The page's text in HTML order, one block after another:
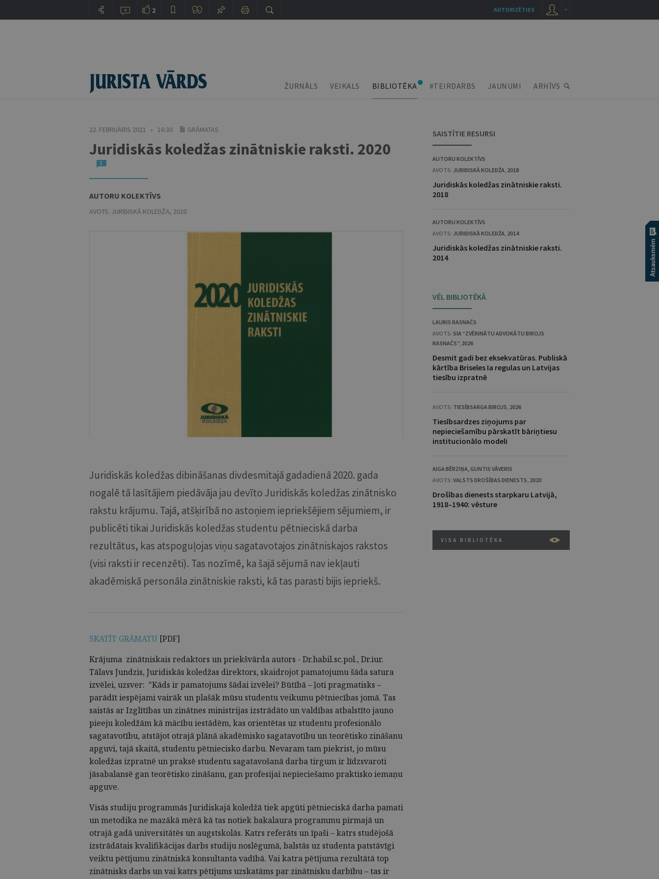
ŽURNĀLS VEIKALS BIBLIOTĒKA #TEIRDARBS JAUNUMI ARHĪVS
22. FEBRUĀRIS 2021 • 16:30 GRĀMATAS
Juridiskās koledžas zinātniskie raksti. 2020
1
AUTORU KOLEKTĪVS
AVOTS: JURIDISKĀ KOLEDŽA, 2020
Juridiskās koledžas dibināšanas divdesmitajā gadadienā 2020. gada
nogalē tā lasītājiem piedāvāja jau devīto Juridiskās koledžas zinātnisko
rakstu krājumu. Tajā, atšķirībā no astoņiem iepriekšējiem sējumiem, ir
publicēti tikai Juridiskās koledžas studentu pētnieciskā darba
rezultātus, kas atspoguļojas viņu sagatavotajos zinātniskajos rakstos
(visi raksti ir recenzēti). Tas nozīmē, ka šajā sējumā nav iekļauti
akadēmiskā personāla zinātniskie raksti, kā tas parasti bijis iepriekš.
SKATĪT GRĀMATU [PDF]
Krājuma zinātniskais redaktors un priekšvārda autors - Dr.habil.sc.pol., Dr.iur.
Tālavs Jundzis, Juridiskās koledžas direktors, skaidrojot pamatojumu šāda satura
izvēlei, uzsver: "Kāds ir pamatojums šādai izvēlei? Būtībā – ļoti pragmatisks –
parādīt iespējami vairāk un plašāk mūsu studentu veikumu pētniecības jomā. Tas
saistās ar Izglītības un zinātnes ministrijas izstrādāto un valdības atbalstīto jauno
pieeju koledžām kā mācību iestādēm, kas orientētas uz studentu profesionālo
sagatavotību, atstājot otrajā plānā akadēmisko sagatavotību un teorētisko zināšanu
apguvi, tajā skaitā, studentu pētniecisko darbu. Nevaram tam piekrist, jo mūsu
koledžas izpratnē un praksē studentu sagatavošanā darba tirgum ir līdzsvaroti
jāsabalansē gan teorētisko zināšanu, gan profesijai nepieciešamo praktisko iemaņu
apguve.
Visās studiju programmās Juridiskajā koledžā tiek apgūti pētnieciskā darba pamati
un metodika ne mazākā mērā kā tas notiek bakalaura programmu pirmajā un
otrajā gadā universitātēs un augstskolās. Katrs referāts un īpaši – katrs studējošā
izstrādātais kvalifikācijas darbs studiju noslēgumā, balstās uz studenta patstāvīgi
veiktu pētījumu zinātniskā konsultanta vadībā. Vai katra pētījuma rezultātā top
zinātnisks darbs un vai katrs pētījums uzskatāms par zinātnisku darbību – tas ir
SAISTĪTIE RESURSI
AUTORU KOLEKTĪVS
AVOTS: JURIDISKĀ KOLEDŽA, 2018
Juridiskās koledžas zinātniskie raksti.
2018
AUTORU KOLEKTĪVS
AVOTS: JURIDISKĀ KOLEDŽA, 2014
Juridiskās koledžas zinātniskie raksti.
2014
VĒL BIBLIOTĒKĀ
LAURIS RASNAČS
AVOTS: SIA “ZVĒRINĀTU ADVOKĀTU BIROJS
RASNAČS”, 2026
Desmit gadi bez eksekvatūras. Publiskā
kārtība Briseles Ia regulas un Latvijas
tiesību izpratnē
AVOTS: TIESĪBSARGA BIROJS, 2026
Tiesībsardzes ziņojums par
nepieciešamību pārskatīt bāriņtiesu
institucionālo modeli
AIGA BĒRZIŅA, GUNTIS VĀVERIS
AVOTS: VALSTS DROŠĪBAS DIENESTS, 2020
Drošības dienests starpkaru Latvijā,
1918–1940: vēsture
VISA BIBLIOTĒKA
2 AUTORIZĒTIES